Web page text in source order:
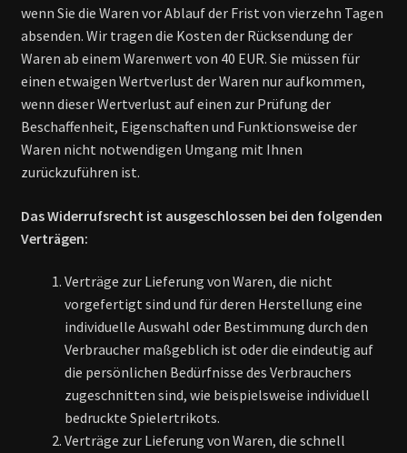
wenn Sie die Waren vor Ablauf der Frist von vierzehn Tagen
absenden. Wir tragen die Kosten der Rücksendung der
Waren ab einem Warenwert von 40 EUR. Sie müssen für
einen etwaigen Wertverlust der Waren nur aufkommen,
wenn dieser Wertverlust auf einen zur Prüfung der
Beschaffenheit, Eigenschaften und Funktionsweise der
Waren nicht notwendigen Umgang mit Ihnen
zurückzuführen ist.
Das Widerrufsrecht ist ausgeschlossen bei den folgenden
Verträgen:
Verträge zur Lieferung von Waren, die nicht
vorgefertigt sind und für deren Herstellung eine
individuelle Auswahl oder Bestimmung durch den
Verbraucher maßgeblich ist oder die eindeutig auf
die persönlichen Bedürfnisse des Verbrauchers
zugeschnitten sind, wie beispielsweise individuell
bedruckte Spielertrikots.
Verträge zur Lieferung von Waren, die schnell